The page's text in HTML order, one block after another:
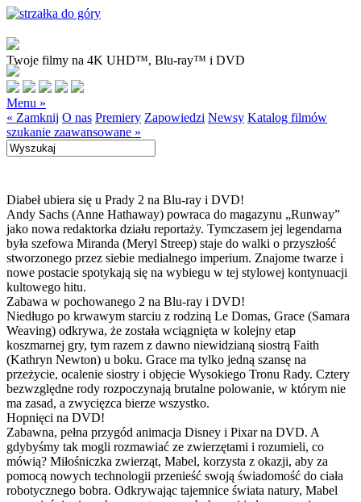
Twoje filmy na 4K UHD™, Blu-ray™ i DVD
Menu »
« Zamknij O nas Premiery Zapowiedzi Newsy Katalog filmów
szukanie zaawansowane »
Diabeł ubiera się u Prady 2 na Blu-ray i DVD!
Andy Sachs (Anne Hathaway) powraca do magazynu „Runway”
jako nowa redaktorka działu reportaży. Tymczasem jej legendarna
była szefowa Miranda (Meryl Streep) staje do walki o przyszłość
stworzonego przez siebie medialnego imperium. Znajome twarze i
nowe postacie spotykają się na wybiegu w tej stylowej kontynuacji
kultowego hitu.
Zabawa w pochowanego 2 na Blu-ray i DVD!
Niedługo po krwawym starciu z rodziną Le Domas, Grace (Samara
Weaving) odkrywa, że została wciągnięta w kolejny etap
koszmarnej gry, tym razem z dawno niewidzianą siostrą Faith
(Kathryn Newton) u boku. Grace ma tylko jedną szansę na
przeżycie, ocalenie siostry i objęcie Wysokiego Tronu Rady. Cztery
bezwzględne rody rozpoczynają brutalne polowanie, w którym nie
ma zasad, a zwycięzca bierze wszystko.
Hopnięci na DVD!
Zabawna, pełna przygód animacja Disney i Pixar na DVD. A
gdybyśmy tak mogli rozmawiać ze zwierzętami i rozumieli, co
mówią? Miłośniczka zwierząt, Mabel, korzysta z okazji, aby za
pomocą nowych technologii przenieść swoją świadomość do ciała
robotycznego bobra. Odkrywając tajemnice świata natury, Mabel